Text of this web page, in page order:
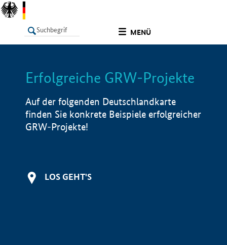
MENÜ
LISTE Info
Erfolgreiche GRW-Projekte
Auf der folgenden Deutschlandkarte
finden Sie konkrete Beispiele erfolgreicher
GRW-Projekte!
LOS GEHT'S